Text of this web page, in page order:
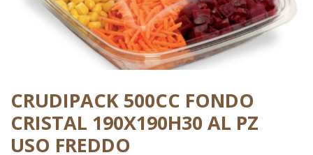
CRUDIPACK 500CC FONDO
CRISTAL 190X190H30 AL PZ
USO FREDDO